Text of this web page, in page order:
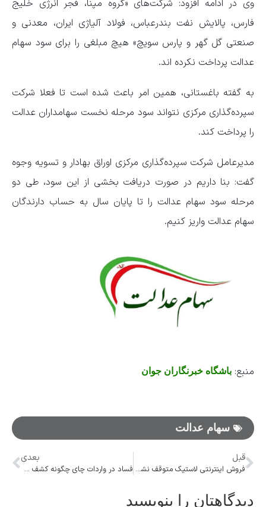
وی در ادامه افزود: شرکت‌های «گروه مپنا، فجر انرژی خلیج
فارس، پالایش نفت بندرعباس، فولاد آلیاژی ایران، معدنی و
صنعتی گل گهر و پارس سویچ» هیچ مبلغی را برای سود سهام
عدالت پرداخت نکرده اند.
به گفته باغستانی، همین امر باعث شده است تا فعلا شرکت
سپرده‌گذاری مرکزی نتواند سود مرحله نخست سهامداران عدالت
را پرداخت کند.
مدیرعامل شرکت سپرده‌گذاری مرکزی اوراق بهادار و تسویه وجوه
گفت: بنا داریم در صورت دریافت بخشی از این سود، طی دو
مرحله سود سهام عدالت را تا پایان سال به حساب دارندگان
سهام عدالت واریز کنیم.
منبع: باشگاه خبرنگاران جوان
سهام عدالت
قبل
فروش اینترنتی لاستیک متوقف نشده است
بعدی
فساد در واردات چای چگونه کشف شد؟
دیدگاهتان را بنویسید